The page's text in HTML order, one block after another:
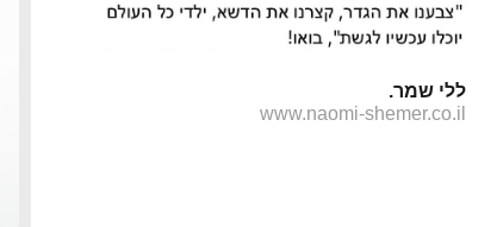
ללי שמר.
www.naomi-shemer.co.il